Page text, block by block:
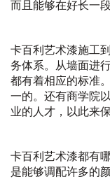
而且能够在好长一
卡百利艺术漆施工
务体系。从墙面进
都有着相应的标准
一的。还有商学院
业的人才，以此来
卡百利艺术漆都有
是能够调配许多的